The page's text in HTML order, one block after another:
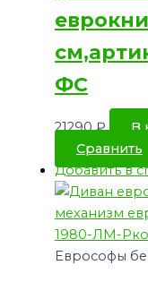
ФС
21290₽
В
Сравнить
Добавить в
Еврософы